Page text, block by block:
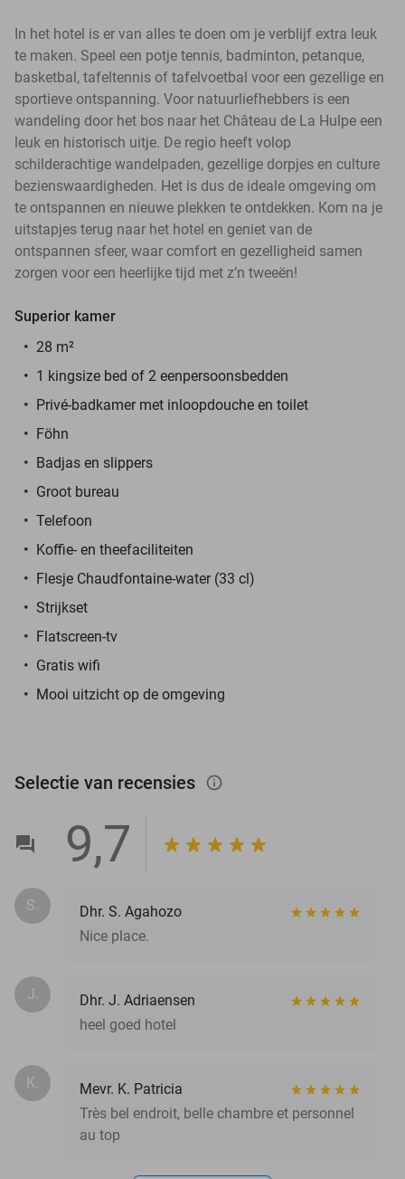
In het hotel is er van alles te doen om je verblijf extra leuk
te maken. Speel een potje tennis, badminton, petanque,
basketbal, tafeltennis of tafelvoetbal voor een gezellige en
sportieve ontspanning. Voor natuurliefhebbers is een
wandeling door het bos naar het Château de La Hulpe een
leuk en historisch uitje. De regio heeft volop
schilderachtige wandelpaden, gezellige dorpjes en culture
bezienswaardigheden. Het is dus de ideale omgeving om
te ontspannen en nieuwe plekken te ontdekken. Kom na je
uitstapjes terug naar het hotel en geniet van de
ontspannen sfeer, waar comfort en gezelligheid samen
zorgen voor een heerlijke tijd met z’n tweeën!
Superior kamer
28 m²
1 kingsize bed of 2 eenpersoonsbedden
Privé-badkamer met inloopdouche en toilet
Föhn
Badjas en slippers
Groot bureau
Telefoon
Koffie- en theefaciliteiten
Flesje Chaudfontaine-water (33 cl)
Strijkset
Flatscreen-tv
Gratis wifi
Mooi uitzicht op de omgeving
Selectie van recensies info_outlined
9,7
S.
Dhr. S. Agahozo
Nice place.
J.
Dhr. J. Adriaensen
heel goed hotel
K.
Mevr. K. Patricia
Très bel endroit, belle chambre et personnel
au top